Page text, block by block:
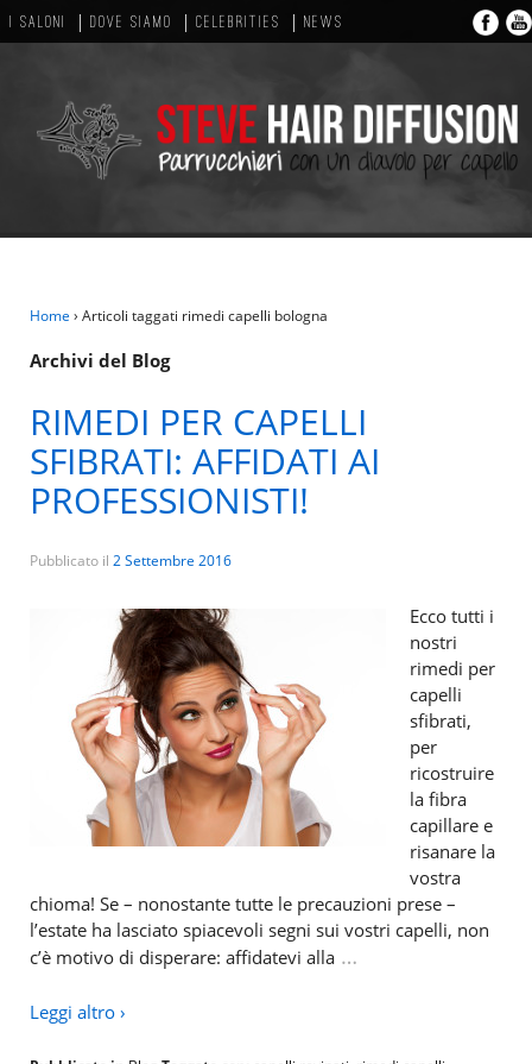
I SALONI DOVE SIAMO CELEBRITIES NEWS
Home › Articoli taggati rimedi capelli bologna
Archivi del Blog
RIMEDI PER CAPELLI
SFIBRATI: AFFIDATI AI
PROFESSIONISTI!
Pubblicato il 2 Settembre 2016
Ecco tutti i
nostri
rimedi per
capelli
sfibrati,
per
ricostruire
la fibra
capillare e
risanare la
vostra
chioma! Se – nonostante tutte le precauzioni prese –
l’estate ha lasciato spiacevoli segni sui vostri capelli, non
c’è motivo di disperare: affidatevi alla …
Leggi altro ›